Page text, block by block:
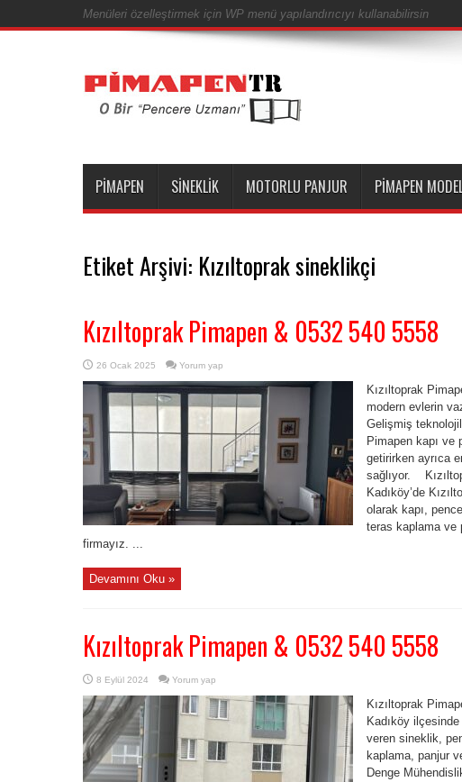
Menüleri özelleştirmek için WP menü yapılandırıcıyı kullanabilirsin
PIMAPEN SINEKLIK MOTORLU PANJUR PIMAPEN
Etiket Arşivi: Kızıltoprak sineklikçi
Kızıltoprak Pimapen & 0532 540 5558
26 Ocak 2025 Yorum yap
Kızıltoprak
modern evlerin
Gelişmiş
Pimapen kapı ve
getirirken ayrıca
sağlıyor.
Kadıköy’de
olarak kapı,
teras kaplama ve
firmayız. ...
Devamını Oku »
Kızıltoprak Pimapen & 0532 540 5558
8 Eylül 2024 Yorum yap
Kızıltoprak
Kadıköy
veren sineklik,
kaplama, panjur
Denge